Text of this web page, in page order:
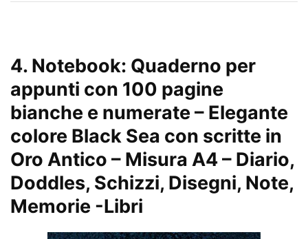
4. Notebook: Quaderno per
appunti con 100 pagine
bianche e numerate – Elegante
colore Black Sea con scritte in
Oro Antico – Misura A4 – Diario,
Doddles, Schizzi, Disegni, Note,
Memorie -Libri